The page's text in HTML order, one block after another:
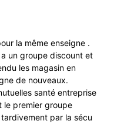
la même enseigne .
un groupe discount et
les magasin en
de nouveaux.
santé entreprise
le premier groupe
par la sécu